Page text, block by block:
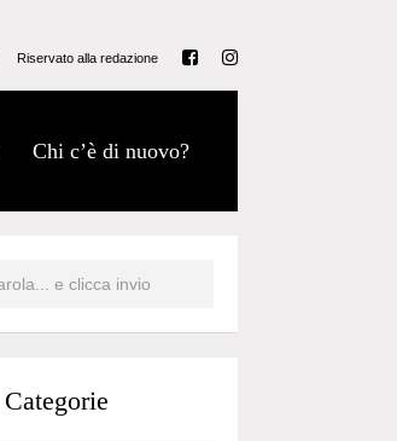
Riservato alla redazione
Chi c’è di nuovo?
Categorie